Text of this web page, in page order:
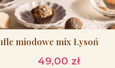
miodowe mix Łysoń
49,00 zł